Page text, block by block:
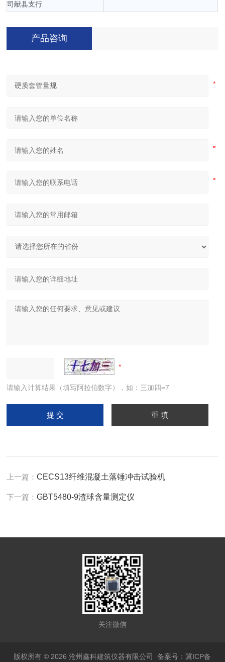
司献县支行
产品咨询
请输入计算结果（填写阿拉伯数字），如：三加四=7
上一篇：CECS13纤维混凝土落锤冲击试验机
下一篇：GBT5480-9渣球含量测定仪
关注微信
版权所有 © 2026 沧州鑫科建筑仪器有限公司备案号：冀ICP备